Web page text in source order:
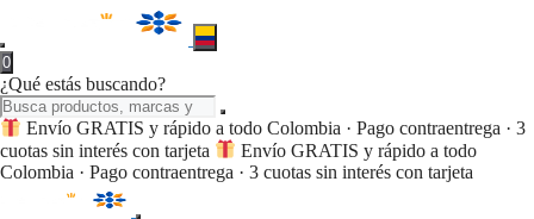
0
¿Qué estás buscando?
Envío GRATIS y rápido a todo Colombia · Pago contraentrega · 3
cuotas sin interés con tarjeta
Envío GRATIS y rápido a todo
Colombia · Pago contraentrega · 3 cuotas sin interés con tarjeta